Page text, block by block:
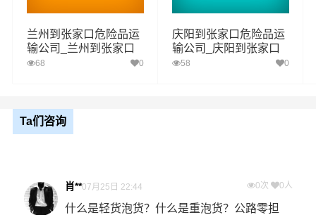
亚硝酸钠、亚氯酸钠、连二硫酸钠，重铬酸钠、氧化银）
一项:氧化性物质
六类：毒性物质和感染性物质 （化学药品、试剂毒性）
八类：腐蚀性物质（硝酸、硫酸、氢氯酸、氢溴酸、氢碘
酸、高氯酸）
兰州到张家口危险品运
输公司_兰州到张家口
危险品物流货运专线
68 0
庆阳到张家口危险品运
输公司_庆阳到张家口
危险品物流货运专线
58 0
Ta们咨询
肖**07月25日 22:44 0次 0人
什么是轻货泡货？什么是重泡货？公路零担